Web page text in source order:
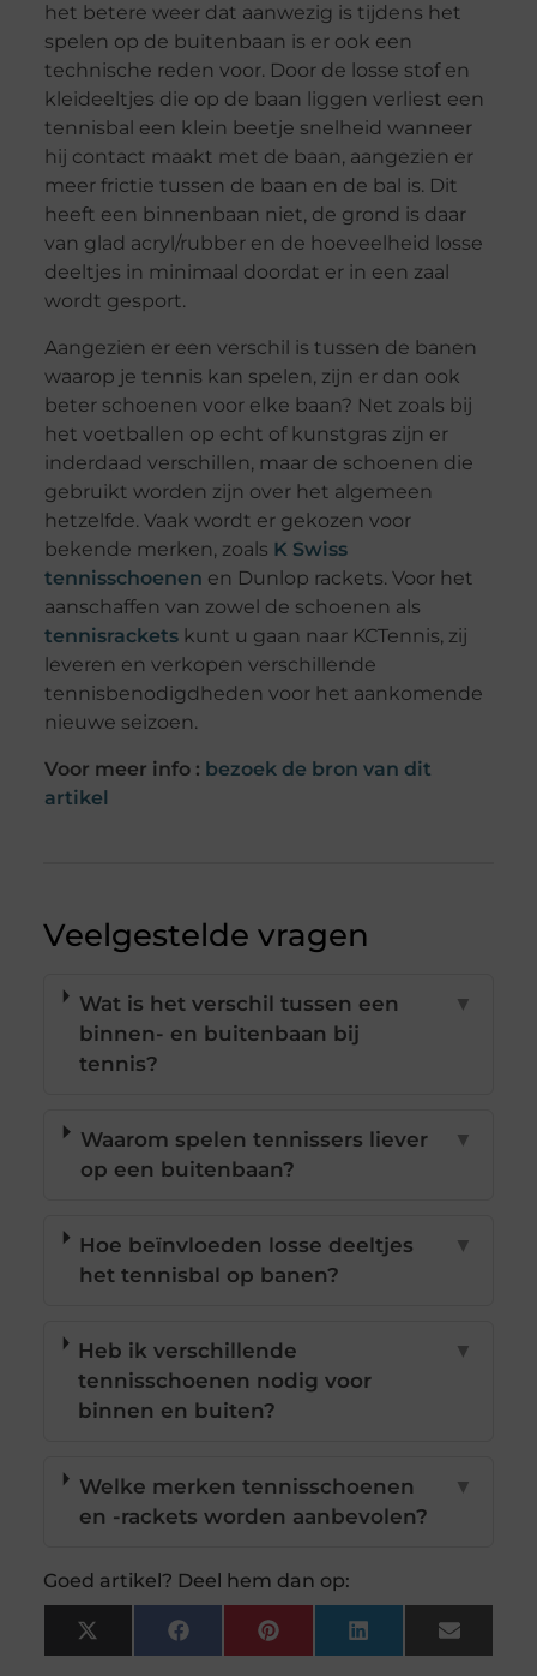
het betere weer dat aanwezig is tijdens het
spelen op de buitenbaan is er ook een
technische reden voor. Door de losse stof en
kleideeltjes die op de baan liggen verliest een
tennisbal een klein beetje snelheid wanneer
hij contact maakt met de baan, aangezien er
meer frictie tussen de baan en de bal is. Dit
heeft een binnenbaan niet, de grond is daar
van glad acryl/rubber en de hoeveelheid losse
deeltjes in minimaal doordat er in een zaal
wordt gesport.
Aangezien er een verschil is tussen de banen
waarop je tennis kan spelen, zijn er dan ook
beter schoenen voor elke baan? Net zoals bij
het voetballen op echt of kunstgras zijn er
inderdaad verschillen, maar de schoenen die
gebruikt worden zijn over het algemeen
hetzelfde. Vaak wordt er gekozen voor
bekende merken, zoals K Swiss
tennisschoenen en Dunlop rackets. Voor het
aanschaffen van zowel de schoenen als
tennisracketskunt u gaan naar KCTennis, zij
leveren en verkopen verschillende
tennisbenodigdheden voor het aankomende
nieuwe seizoen.
Voor meer info : bezoek de bron van dit
artikel
Veelgestelde vragen
Wat is het verschil tussen een
binnen- en buitenbaan bij
tennis?
▼
Waarom spelen tennissers liever
op een buitenbaan?
▼
Hoe beïnvloeden losse deeltjes
het tennisbal op banen?
▼
Heb ik verschillende
tennisschoenen nodig voor
binnen en buiten?
▼
Welke merken tennisschoenen
en -rackets worden aanbevolen?
▼
Goed artikel? Deel hem dan op:
X
(Twitter)
FacebookPinterestLinkedInEmail